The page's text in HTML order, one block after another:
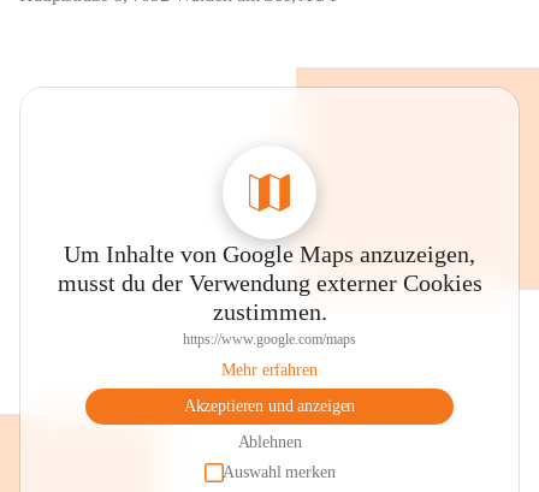
Um Inhalte von Google Maps anzuzeigen,
musst du der Verwendung externer Cookies
zustimmen.
https://www.google.com/maps
Mehr erfahren
Akzeptieren und anzeigen
Ablehnen
Auswahl merken